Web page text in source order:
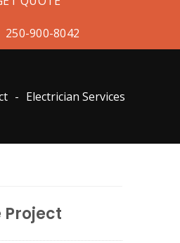
250-900-8042
- Electrician Services
Project